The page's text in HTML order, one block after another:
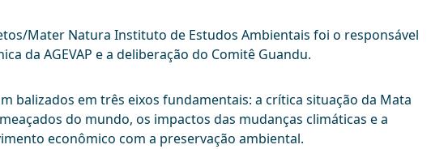
Mater Natura Instituto de Estudos Ambientais foi o responsável
da AGEVAP e a deliberação do Comitê Guandu.
balizados em três eixos fundamentais: a crítica situação da Mata
do mundo, os impactos das mudanças climáticas e a
econômico com a preservação ambiental.